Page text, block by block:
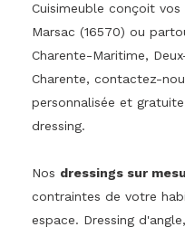
Cuisimeuble conçoit vos
Marsac (16570) ou
Charente-Maritime,
Charente, contactez-
personnalisée et
dressing.
Nos dressings sur
contraintes de votre
espace. Dressing